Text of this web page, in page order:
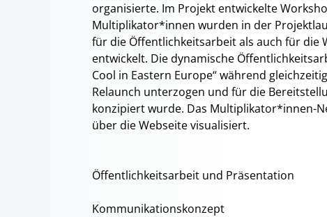
organisierte. Im Projekt entwickelte
Multiplikator*innen wurden in der
für die Öffentlichkeitsarbeit als auch für
entwickelt. Die dynamische
Cool in Eastern Europe“ während
Relaunch unterzogen und für die
konzipiert wurde. Das Multiplikator*innen-
über die Webseite visualisiert.
Öffentlichkeitsarbeit und Präsentation
Kommunikationskonzept